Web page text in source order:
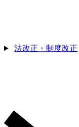
法改正・制度改正